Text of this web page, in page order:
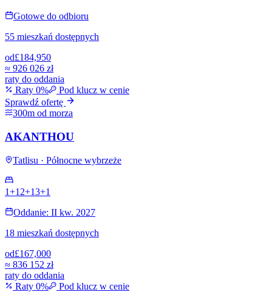
Gotowe do odbioru
55 mieszkań dostępnych
od£184,950
≈ 926 026 zł
raty do oddania
Raty 0%
Pod klucz w cenie
Sprawdź ofertę
300m od morza
AKANTHOU
Tatlisu · Północne wybrzeże
1+1 2+13+1
Oddanie: II kw. 2027
18 mieszkań dostępnych
od£167,000
≈ 836 152 zł
raty do oddania
Raty 0%
Pod klucz w cenie